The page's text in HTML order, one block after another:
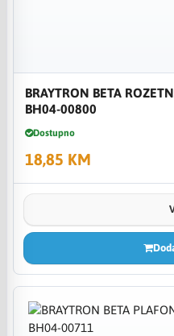
BRAYTRON BETA
BH04-00800
Dostupno
18,85 KM